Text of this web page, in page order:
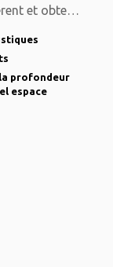
et obtenir
profondeur
espace